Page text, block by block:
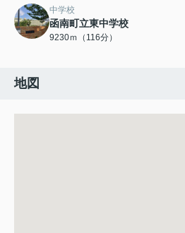
中学校
函南町立東中学校
9230ｍ（116分）
地図